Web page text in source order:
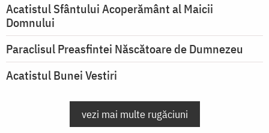
Acatistul Sfântului Acoperământ al Maicii
Domnului
Paraclisul Preasfintei Născătoare de Dumnezeu
Acatistul Bunei Vestiri
vezi mai multe rugăciuni